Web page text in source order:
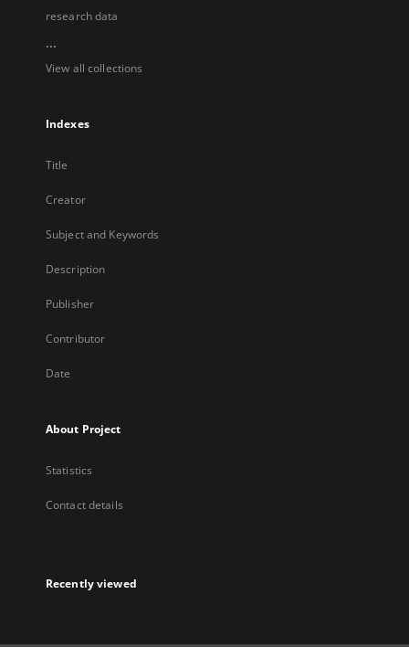
research data
...
View all collections
Indexes
Title
Creator
Subject and Keywords
Description
Publisher
Contributor
Date
About Project
Statistics
Contact details
Recently viewed